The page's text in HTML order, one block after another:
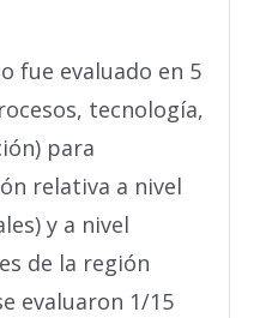
fue evaluado en 5
tecnología,
para
relativa a nivel
y a nivel
de la región
evaluaron 1/15